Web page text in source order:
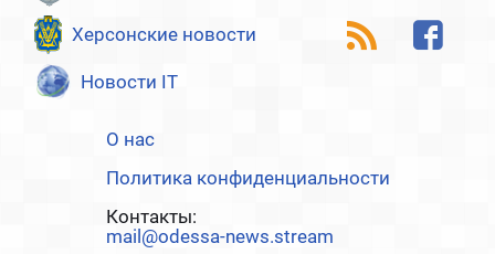
Херсонские новости
Новости IT
О нас
Политика конфиденциальности
Контакты:
mail@odessa-news.stream